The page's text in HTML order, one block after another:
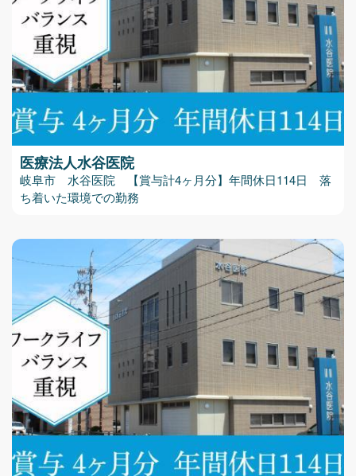
医療法人水谷医院
岐阜市 水谷医院 【賞与計4ヶ月分】年間休日114日 落
ち着いた環境での勤務